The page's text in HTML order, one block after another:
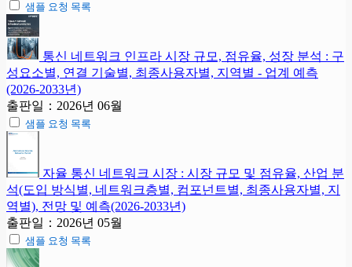
샘플 요청 목록
통신 네트워크 인프라 시장 규모, 점유율, 성장 분석 : 구
성요소별, 연결 기술별, 최종사용자별, 지역별 - 업계 예측
(2026-2033년)
출판일：2026년 06월
샘플 요청 목록
자율 통신 네트워크 시장 : 시장 규모 및 점유율, 산업 분
석(도입 방식별, 네트워크층별, 컴포넌트별, 최종사용자별, 지
역별), 전망 및 예측(2026-2033년)
출판일：2026년 05월
샘플 요청 목록